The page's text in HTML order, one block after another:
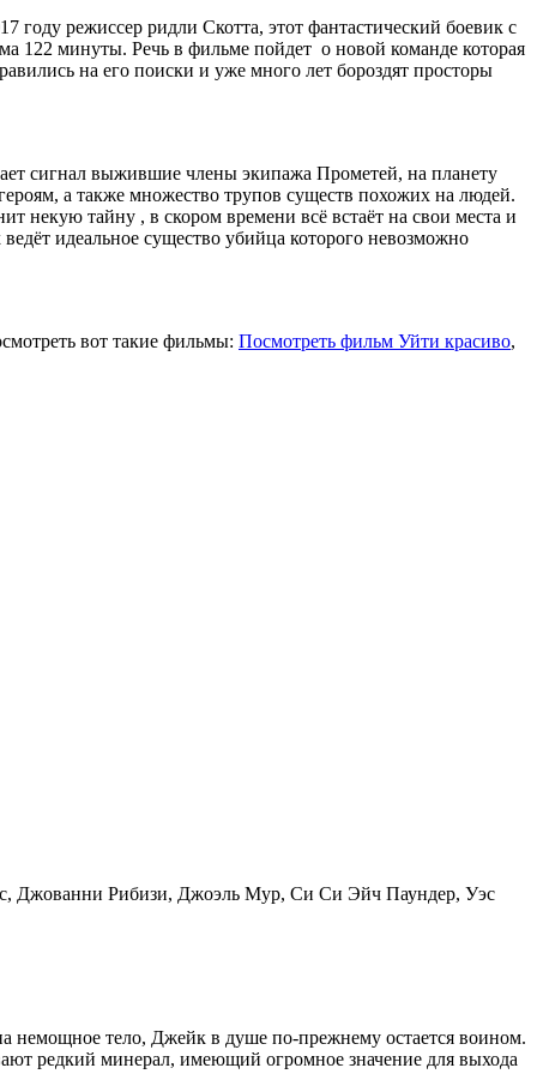
режиссер ридли Скотта, этот фантастический боевик с
122 минуты. Речь в фильме пойдет о новой команде которая
на его поиски и уже много лет бороздят просторы
сигнал выжившие члены экипажа Прометей, на планету
а также множество трупов существ похожих на людей.
некую тайну , в скором времени всё встаёт на свои места и
идеальное существо убийца которого невозможно
вот такие фильмы: Посмотреть фильм Уйти красиво,
Джованни Рибизи, Джоэль Мур, Си Си Эйч Паундер, Уэс
тело, Джейк в душе по-прежнему остается воином.
редкий минерал, имеющий огромное значение для выхода